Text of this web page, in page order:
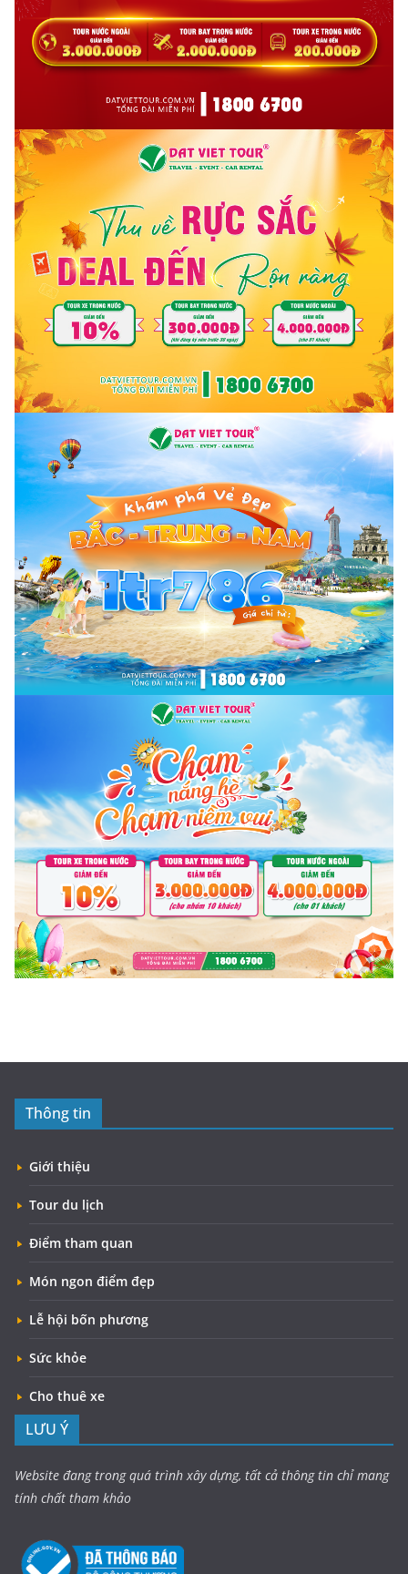
Thông tin
Giới thiệu
Tour du lịch
Điểm tham quan
Món ngon điểm đẹp
Lễ hội bốn phương
Sức khỏe
Cho thuê xe
LƯU Ý
Website đang trong quá trình xây dựng, tất cả thông tin chỉ mang
tính chất tham khảo